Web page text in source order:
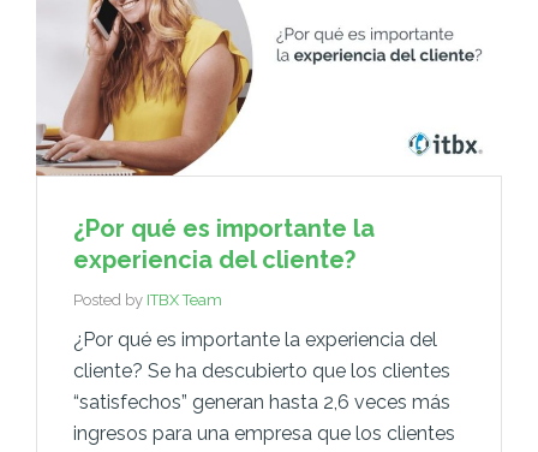
¿Por qué es importante la
experiencia del cliente?
Posted by ITBX Team
¿Por qué es importante la experiencia del
cliente? Se ha descubierto que los clientes
“satisfechos” generan hasta 2,6 veces más
ingresos para una empresa que los clientes